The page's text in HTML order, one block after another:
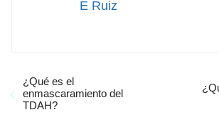
E Ruiz
¿Qué es el
enmascaramiento del
TDAH?